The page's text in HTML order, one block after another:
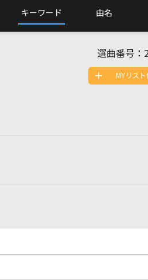
キーワード 曲名
選曲番号：
MYリス